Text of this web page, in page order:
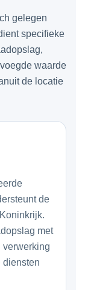
gelegen
specifieke
waarde
de locatie
de
met
verwerking
diensten